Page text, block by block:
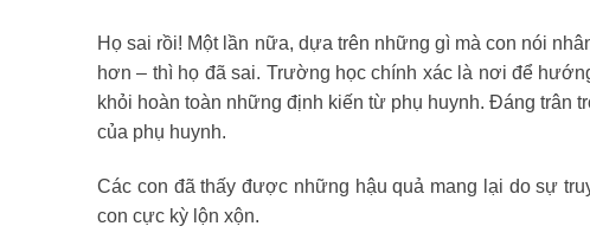
Họ sai rồi! Một lần nữa, dựa trên những gì mà con nói
hơn – thì họ đã sai. Trường học chính xác là nơi để
khỏi hoàn toàn những định kiến từ phụ huynh. Đáng trân
của phụ huynh.
Các con đã thấy được những hậu quả mang lại do sự
con cực kỳ lộn xộn.